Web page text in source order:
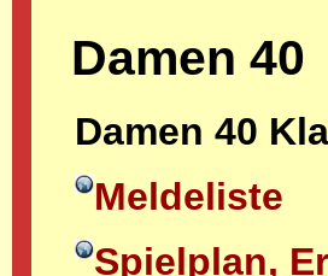
Damen 40
Damen 40
Meldeliste
Spielplan,